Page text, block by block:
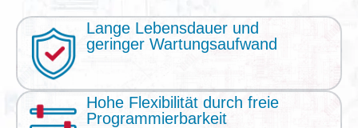
Lange Lebensdauer und
geringer Wartungsaufwand
Hohe Flexibilität durch freie
Programmierbarkeit